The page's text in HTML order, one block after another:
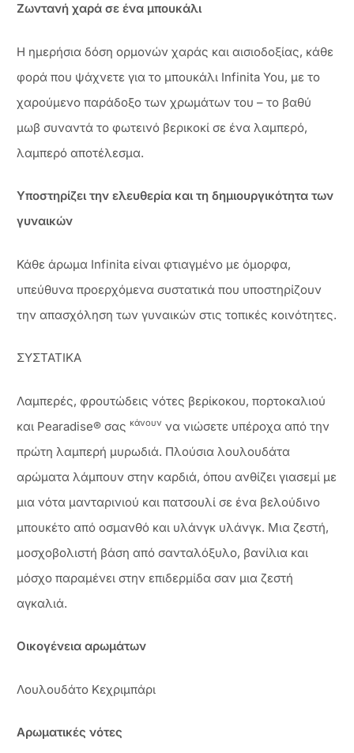
Ζωντανή χαρά σε ένα μπουκάλι
Η ημερήσια δόση ορμονών χαράς και αισιοδοξίας, κάθε
φορά που ψάχνετε για το μπουκάλι Infinita You, με το
χαρούμενο παράδοξο των χρωμάτων του – το βαθύ
μωβ συναντά το φωτεινό βερικοκί σε ένα λαμπερό,
λαμπερό αποτέλεσμα.
Υποστηρίζει την ελευθερία και τη δημιουργικότητα των
γυναικών
Κάθε άρωμα Infinita είναι φτιαγμένο με όμορφα,
υπεύθυνα προερχόμενα συστατικά που υποστηρίζουν
την απασχόληση των γυναικών στις τοπικές κοινότητες.
ΣΥΣΤΑΤΙΚΑ
Λαμπερές, φρουτώδεις νότες βερίκοκου, πορτοκαλιού
και Pearadise® σας κάνουν να νιώσετε υπέροχα από την
πρώτη λαμπερή μυρωδιά. Πλούσια λουλουδάτα
αρώματα λάμπουν στην καρδιά, όπου ανθίζει γιασεμί με
μια νότα μανταρινιού και πατσουλί σε ένα βελούδινο
μπουκέτο από οσμανθό και υλάνγκ υλάνγκ. Μια ζεστή,
μοσχοβολιστή βάση από σανταλόξυλο, βανίλια και
μόσχο παραμένει στην επιδερμίδα σαν μια ζεστή
αγκαλιά.
Οικογένεια αρωμάτων
Λουλουδάτο Κεχριμπάρι
Αρωματικές νότες